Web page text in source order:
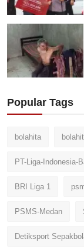
Popular Tags
bolahita
PT-Liga-Indonesia-
BRI Liga 1
PSMS-Medan
Detiksport